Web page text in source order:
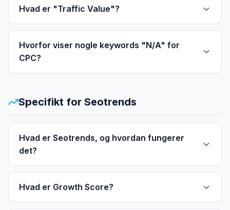
Hvad er "Traffic Value"?
Hvorfor viser nogle keywords "N/A" for
CPC?
Specifikt for Seotrends
Hvad er Seotrends, og hvordan fungerer
det?
Hvad er Growth Score?